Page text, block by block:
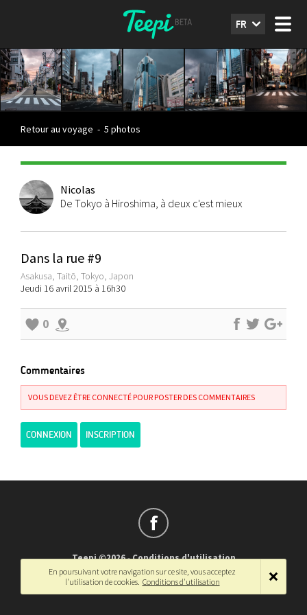
FR
Retour au voyage - 5 photos
Nicolas
De Tokyo à Hiroshima, à deux c'est mieux
Dans la rue #9
Asakusa, Taitō, Tokyo, Japon
Jeudi 16 avril 2015 à 16h30
0
Commentaires
VOUS DEVEZ ÊTRE CONNECTÉ POUR POSTER DES COMMENTAIRES
CONNEXION INSCRIPTION
Teepi ©2026-Conditions d'utilisation
Français-English
En poursuivant votre navigation sur ce site, vous acceptez
l'utilisation de cookies. Conditions d'utilisation